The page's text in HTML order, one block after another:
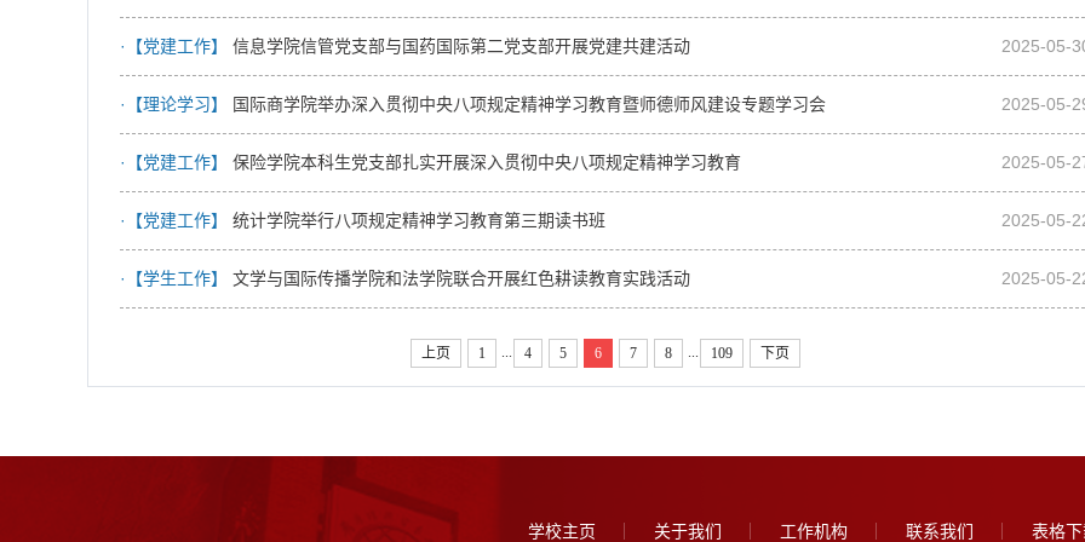
2025-05-
·【党建工作】 信息学院信管党支部与国药国际第二党支部开展党建共建活动
2025-05-
·【理论学习】 国际商学院举办深入贯彻中央八项规定精神学习教育暨师德师风建设专题学习会
2025-05-
·【党建工作】 保险学院本科生党支部扎实开展深入贯彻中央八项规定精神学习教育
2025-05-
·【党建工作】 统计学院举行八项规定精神学习教育第三期读书班
2025-05-
·【学生工作】 文学与国际传播学院和法学院联合开展红色耕读教育实践活动
上页 1 4 5 6 7 8 109 下页
学校主页 关于我们 工作机构 联系我们 表格